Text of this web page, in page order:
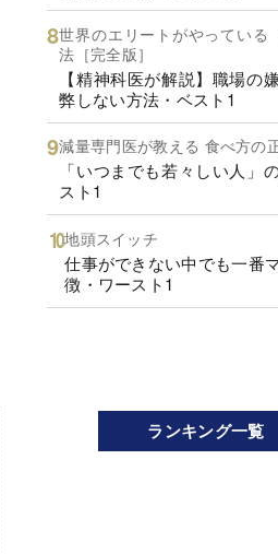
世界のエリートがやってい
法［完全版］
【精神科医が解説】職場の
弊しない方法・ベスト1
減量専門医が教える 食べ方の
「いつまでも若々しい人」
スト1
地頭スイッチ
仕事ができない中でも一番
徴・ワースト1
ランキング一覧